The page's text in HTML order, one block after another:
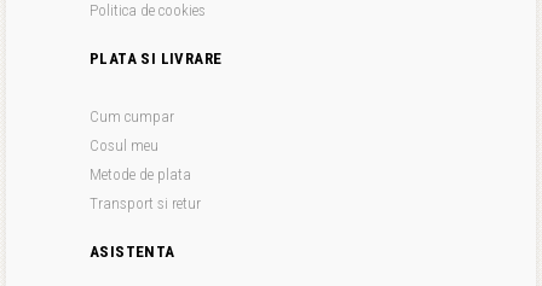
Politica de cookies
PLATA SI LIVRARE
Cum cumpar
Cosul meu
Metode de plata
Transport si retur
ASISTENTA